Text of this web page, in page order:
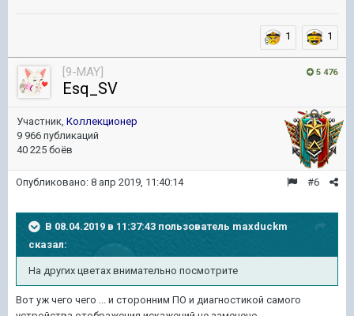
1 1
5 476
[9-MAY]
Esq_SV
Участник, Коллекционер
9 966 публикаций
40 225 боёв
#6
Опубликовано: 8 апр 2019, 11:40:14
В 08.04.2019 в 11:37:43 пользователь maxduckm
сказал:
На других цветах внимательно посмотрите
Вот уж чего чего ... и сторонним ПО и диагностикой самого